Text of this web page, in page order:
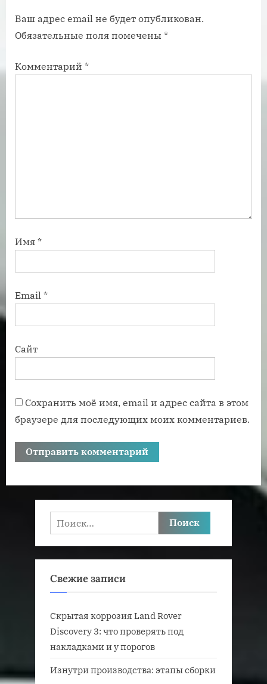
и
с
:
и
с
:
Ваш адрес email не будет опубликован.
Обязательные поля помечены *
Комментарий *
Имя *
Email *
Сайт
Сохранить моё имя, email и адрес сайта в этом
браузере для последующих моих комментариев.
Найти:
Свежие записи
Скрытая коррозия Land Rover
Discovery 3: что проверять под
накладками и у порогов
Изнутри производства: этапы сборки